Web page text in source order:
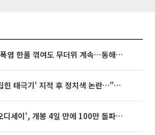
[내일 날씨] 폭염 한풀 꺾여도 무더위 계속⋯동해안 이틀 연속 비
김희철, '뒤집힌 태극기' 지적 후 정치색 논란…"좌우 떠나 우리나라 국기"
놀란 감독 '오디세이', 개봉 4일 만에 100만 돌파⋯'왕사남' 보다 빠르다